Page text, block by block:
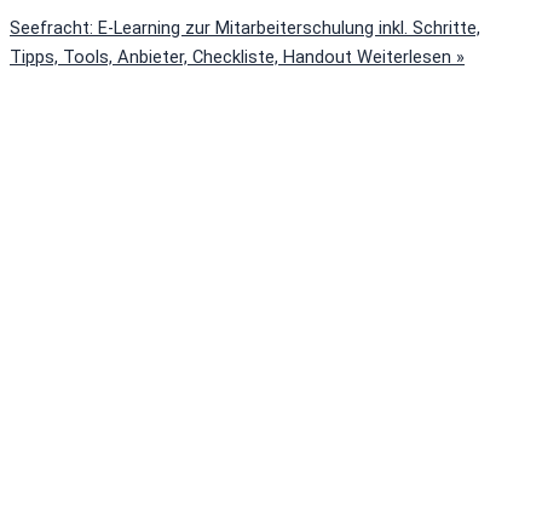
Seefracht: E-Learning zur Mitarbeiterschulung inkl. Schritte,
Tipps, Tools, Anbieter, Checkliste, Handout Weiterlesen »